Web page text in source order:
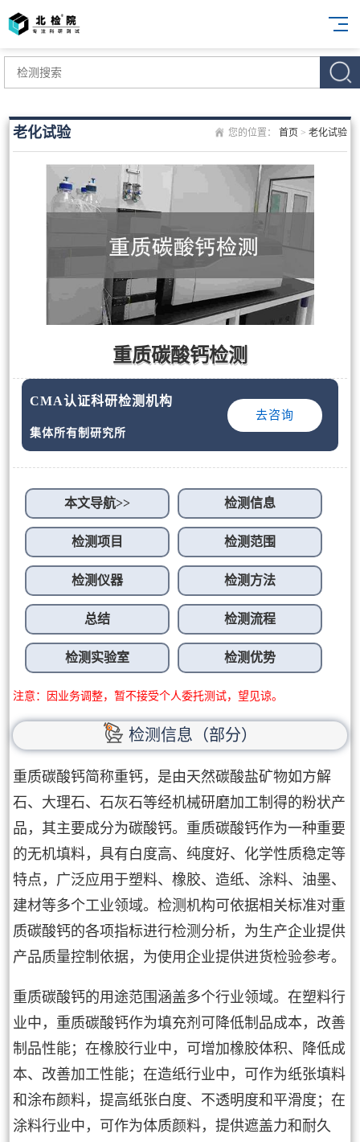
您的位置： 首页 > 老化试验
老化试验
重质碳酸钙检测
CMA认证科研检测机构
集体所有制研究所
去咨询
本文导航>> 检测信息
检测项目 检测范围
检测仪器 检测方法
总结 检测流程
检测实验室 检测优势
注意：因业务调整，暂不接受个人委托测试，望见谅。
检测信息（部分）
重质碳酸钙简称重钙，是由天然碳酸盐矿物如方解
石、大理石、石灰石等经机械研磨加工制得的粉状产
品，其主要成分为碳酸钙。重质碳酸钙作为一种重要
的无机填料，具有白度高、纯度好、化学性质稳定等
特点，广泛应用于塑料、橡胶、造纸、涂料、油墨、
建材等多个工业领域。检测机构可依据相关标准对重
质碳酸钙的各项指标进行检测分析，为生产企业提供
产品质量控制依据，为使用企业提供进货检验参考。
重质碳酸钙的用途范围涵盖多个行业领域。在塑料行
业中，重质碳酸钙作为填充剂可降低制品成本，改善
制品性能；在橡胶行业中，可增加橡胶体积、降低成
本、改善加工性能；在造纸行业中，可作为纸张填料
和涂布颜料，提高纸张白度、不透明度和平滑度；在
涂料行业中，可作为体质颜料，提供遮盖力和耐久